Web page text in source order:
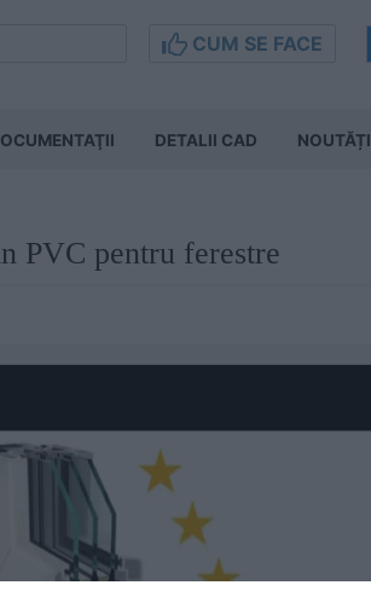
CUM SE FACE
DETALII CAD NOUTĂȚI
PVC pentru ferestre